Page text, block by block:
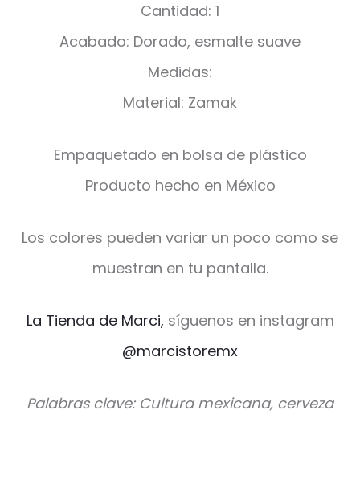
Cantidad: 1
Acabado: Dorado, esmalte suave
Medidas:
Material: Zamak
Empaquetado en bolsa de plástico
Producto hecho en México
Los colores pueden variar un poco como se
muestran en tu pantalla.
La Tienda de Marci, síguenos en instagram
@marcistoremx
Palabras clave: Cultura mexicana, cerveza